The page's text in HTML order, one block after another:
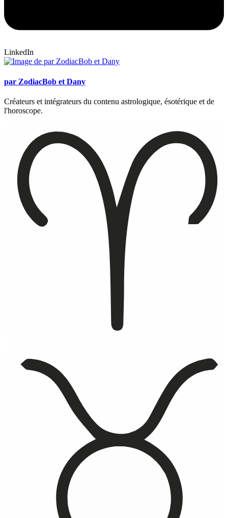
LinkedIn
par ZodiacBob et Dany
Créateurs et intégrateurs du contenu astrologique, ésotérique et de
l'horoscope.